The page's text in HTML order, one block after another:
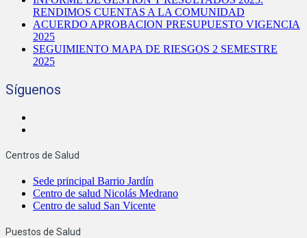
RENDIMOS CUENTAS A LA COMUNIDAD
ACUERDO APROBACION PRESUPUESTO VIGENCIA
2025
SEGUIMIENTO MAPA DE RIESGOS 2 SEMESTRE
2025
Síguenos
Centros de Salud
Sede principal Barrio Jardín
Centro de salud Nicolás Medrano
Centro de salud San Vicente
Puestos de Salud